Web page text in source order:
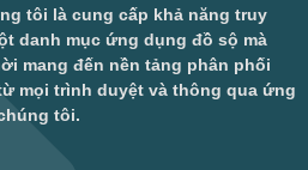
tôi là cung cấp khả năng truy
danh mục ứng dụng đồ sộ mà
mang đến nền tảng phân phối
mọi trình duyệt và thông qua ứng
tôi.